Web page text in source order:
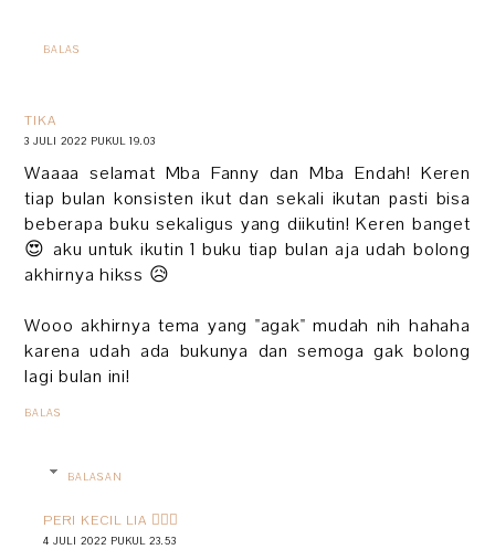
BALAS
TIKA
3 JULI 2022 PUKUL 19.03
Waaaa selamat Mba Fanny dan Mba Endah! Keren
tiap bulan konsisten ikut dan sekali ikutan pasti bisa
beberapa buku sekaligus yang diikutin! Keren banget
😍 aku untuk ikutin 1 buku tiap bulan aja udah bolong
akhirnya hikss 😥
Wooo akhirnya tema yang "agak" mudah nih hahaha
karena udah ada bukunya dan semoga gak bolong
lagi bulan ini!
BALAS
BALASAN
PERI KECIL LIA 🧚🏻‍♀️
4 JULI 2022 PUKUL 23.53